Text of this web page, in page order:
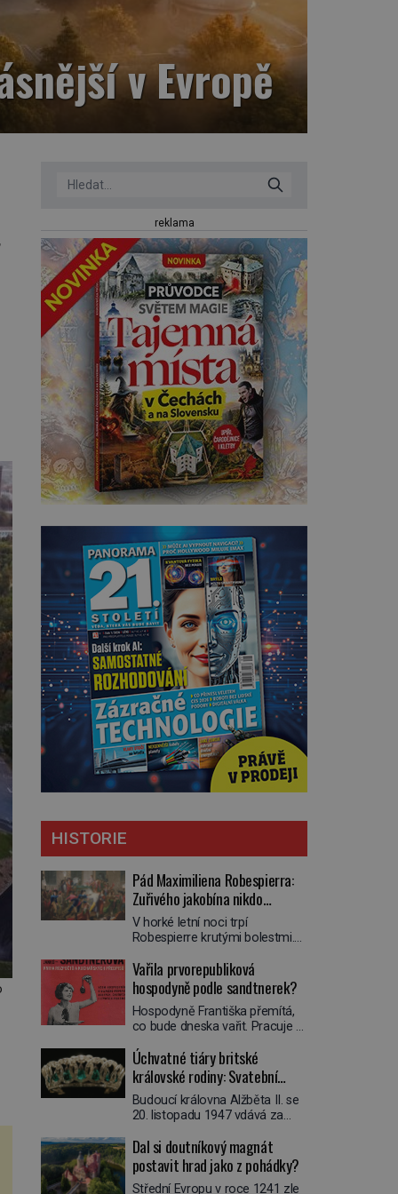
v Evropě
reklama
HISTORIE
Pád Maximiliena Robespierra:
Zuřivého jakobína nikdo
nelitoval?
V horké letní noci trpí
Robespierre krutými bolestmi.
víří kolotoč myšlenek. Když se
probere z mdlob, vzpomene si
na jednu z pařížských
jasnovidek, kterou před lety
navštívil. Prorokovala mu
vysmál. „Robespierre to
dotáhne hodně daleko,“
prohlásil o něm jiný významný
francouzský revolucionář,
Honoré de Mirabeau […]
Vařila prvorepubliková
hospodyně podle sandtnerek?
Hospodyně Františka přemítá,
co bude dneska vařit. Pracuje v
mlsný jazýček. Zalistuje proto
rychle v jedné ze „sandtnerek“.
„Zaplaťpánbůh, že už
nemusíme chodit s lístky,“
povzdechne si směrem ke
ruce. Ještě v prvních letech
nové republiky fungoval kvůli
nedostatku zboží přídělový
Úchvatné tiáry britské
královské rodiny: Svatební
klenot Alžbětě II. praskl
Budoucí královna Alžběta II. se
20. listopadu 1947 vdává za
Mountbattena. Aby měla na
obřad ve Westminsteru podle
tradice „něco vypůjčeného“, její
Dal si doutníkový magnát
postavit hrad jako z pohádky?
Střední Evropu v roce 1241 zle